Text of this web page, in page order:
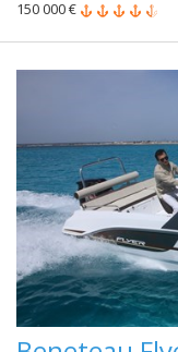
150 000 €